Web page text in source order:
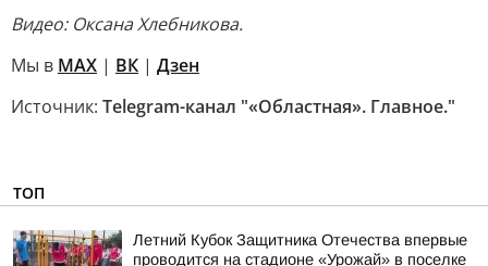
Видео: Оксана Хлебникова.
Мы в MAX | ВК | Дзен
Источник: Telegram-канал "«Областная». Главное."
ТОП
Летний Кубок Защитника Отечества впервые
проводится на стадионе «Урожай» в поселке